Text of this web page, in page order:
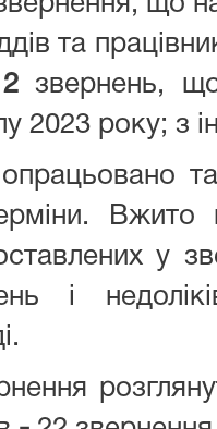
та
звернень,
2023 року; з
та
Вжито
у
і